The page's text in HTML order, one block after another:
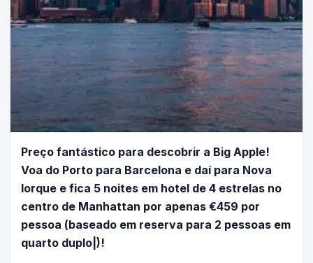
Preço fantástico para descobrir a Big Apple!
Voa do Porto para Barcelona e daí para Nova
Iorque e fica 5 noites em hotel de 4 estrelas no
centro de Manhattan por apenas €459 por
pessoa (baseado em reserva para 2 pessoas em
quarto duplo|)!